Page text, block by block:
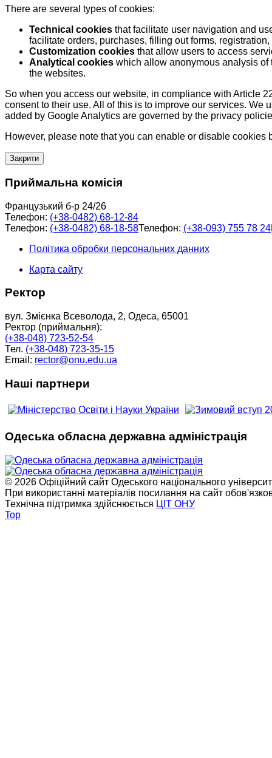
There are several types of cookies:
Technical cookies that facilitate user navigation and
facilitate orders, purchases, filling out forms,
Customization cookies that allow users to access
Analytical cookies which allow anonymous analysis
the websites.
So when you access our website, in compliance with Article
consent to their use. All of this is to improve our services.
added by Google Analytics are governed by the privacy
However, please note that you can enable or disable cookies
Закрити
Приймальна комісія
Французький б-р 24/26
Телефон: (+38-0482) 68-12-84
Телефон: (+38-0482) 68-18-58Телефон: (+38-093) 755 78 24
Політика обробки персональних данних
Карта сайту
Ректор
вул. Змієнка Всеволода, 2, Одеса, 65001
Ректор (приймальня):
(+38-048) 723-52-54
Тел. (+38-048) 723-35-15
Email: rector@onu.edu.ua
Наші партнери
Одеська обласна державна адміністрація
© 2026 Офіційний сайт Одеського національного
При використанні матеріалів посилання на сайт
Технічна підтримка здійснюється ЦІТ ОНУ
Top